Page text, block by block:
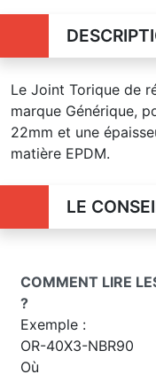
Le Joint Torique de
marque Générique,
22mm et une
matière EPDM.
LE
COMMENT LIRE
?
Exemple :
OR-40X3-NBR90
Où